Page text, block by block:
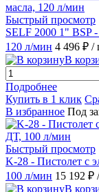
Быстрый просмотр
SELF 2000 1" BSP
120 л/мин 4 496 ₽ /
В
Подробнее
Купить в 1 клик
В избранное Под
Быстрый просмотр
K-28 - Пистолет с
100 л/мин 15 192 ₽
В